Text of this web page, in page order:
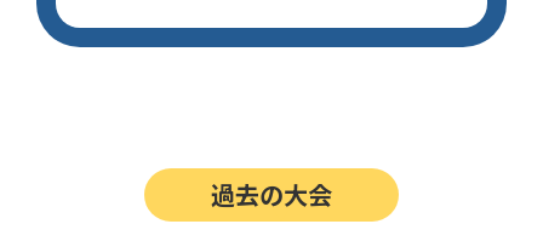
過去の大会